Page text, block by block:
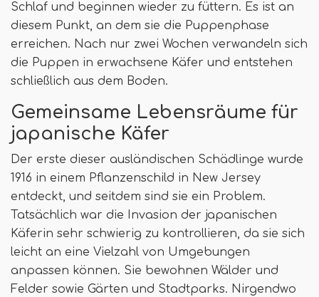
Schlaf und beginnen wieder zu füttern. Es ist an
diesem Punkt, an dem sie die Puppenphase
erreichen. Nach nur zwei Wochen verwandeln sich
die Puppen in erwachsene Käfer und entstehen
schließlich aus dem Boden.
Gemeinsame Lebensräume für
japanische Käfer
Der erste dieser ausländischen Schädlinge wurde
1916 in einem Pflanzenschild in New Jersey
entdeckt, und seitdem sind sie ein Problem.
Tatsächlich war die Invasion der japanischen
Käferin sehr schwierig zu kontrollieren, da sie sich
leicht an eine Vielzahl von Umgebungen
anpassen können. Sie bewohnen Wälder und
Felder sowie Gärten und Stadtparks. Nirgendwo